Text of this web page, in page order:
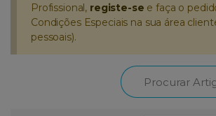
Profissional, registe-se e faça o
Condições Especiais na sua área
pessoais).
Procurar